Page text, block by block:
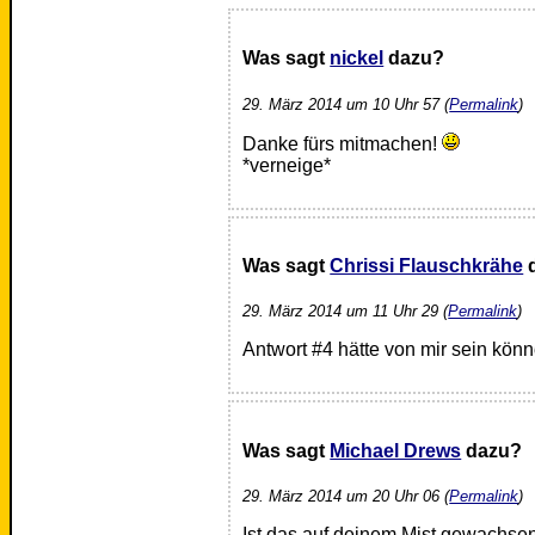
Was sagt nickel dazu?
29. März 2014 um 10 Uhr 57 (Permalink)
Danke fürs mitmachen!
*verneige*
Was sagtChrissi Flauschkrähe
29. März 2014 um 11 Uhr 29 (Permalink)
Antwort #4 hätte von mir sein
Was sagt Michael Drews dazu?
29. März 2014 um 20 Uhr 06 (Permalink)